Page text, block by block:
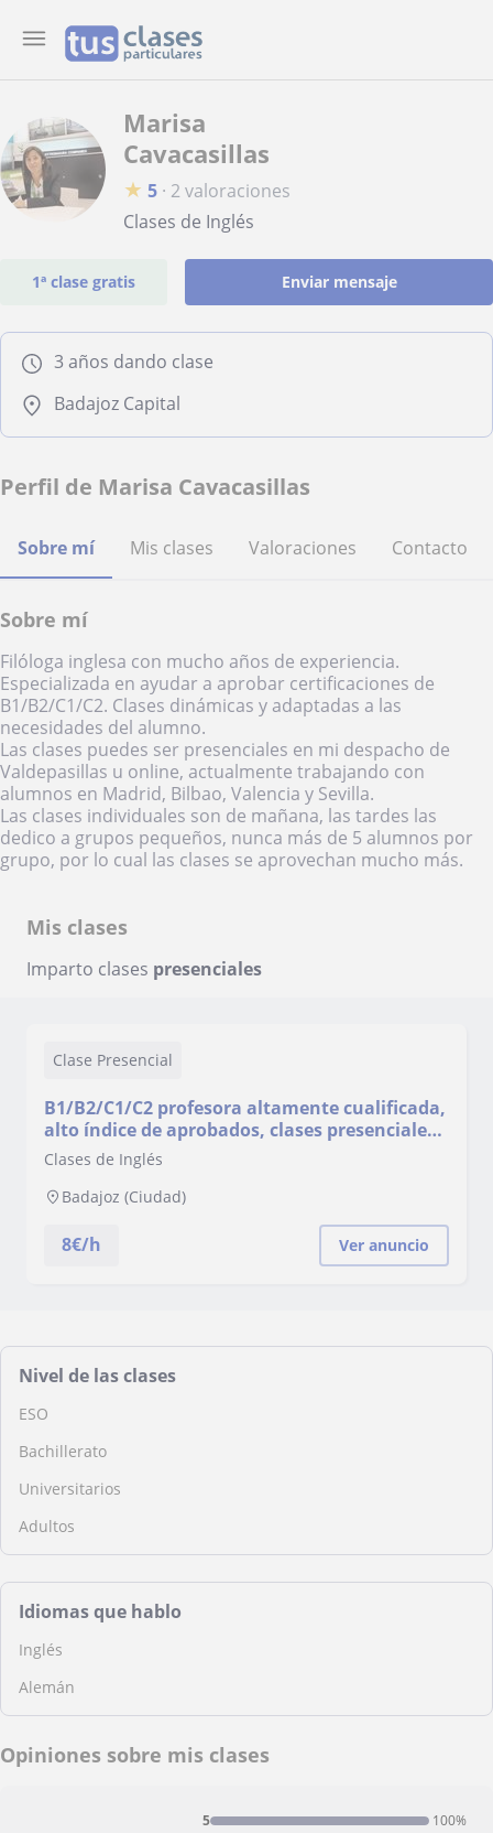
Marisa
Cavacasillas
★ 5 · 2 valoraciones
Clases de Inglés
1ª clase gratis Enviar mensaje
3 años dando clase
Badajoz Capital
Perfil de Marisa Cavacasillas
Sobre mí Mis clases Valoraciones Contacto
Sobre mí
Filóloga inglesa con mucho años de experiencia.
Especializada en ayudar a aprobar certificaciones de
B1/B2/C1/C2. Clases dinámicas y adaptadas a las
necesidades del alumno.
Las clases puedes ser presenciales en mi despacho de
Valdepasillas u online, actualmente trabajando con
alumnos en Madrid, Bilbao, Valencia y Sevilla.
Las clases individuales son de mañana, las tardes las
dedico a grupos pequeños, nunca más de 5 alumnos por
grupo, por lo cual las clases se aprovechan mucho más.
Mis clases
Imparto clases presenciales
Clase Presencial
B1/B2/C1/C2 profesora altamente cualificada,
alto índice de aprobados, clases presenciales
u online, en pequeño grupo o individual
Clases de Inglés
Badajoz (Ciudad)
8€/h Ver anuncio
Nivel de las clases
ESO
Bachillerato
Universitarios
Adultos
Idiomas que hablo
Inglés
Alemán
Opiniones sobre mis clases
5 100%